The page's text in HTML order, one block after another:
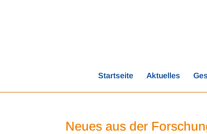
Startseite Aktuelles
Neues aus der